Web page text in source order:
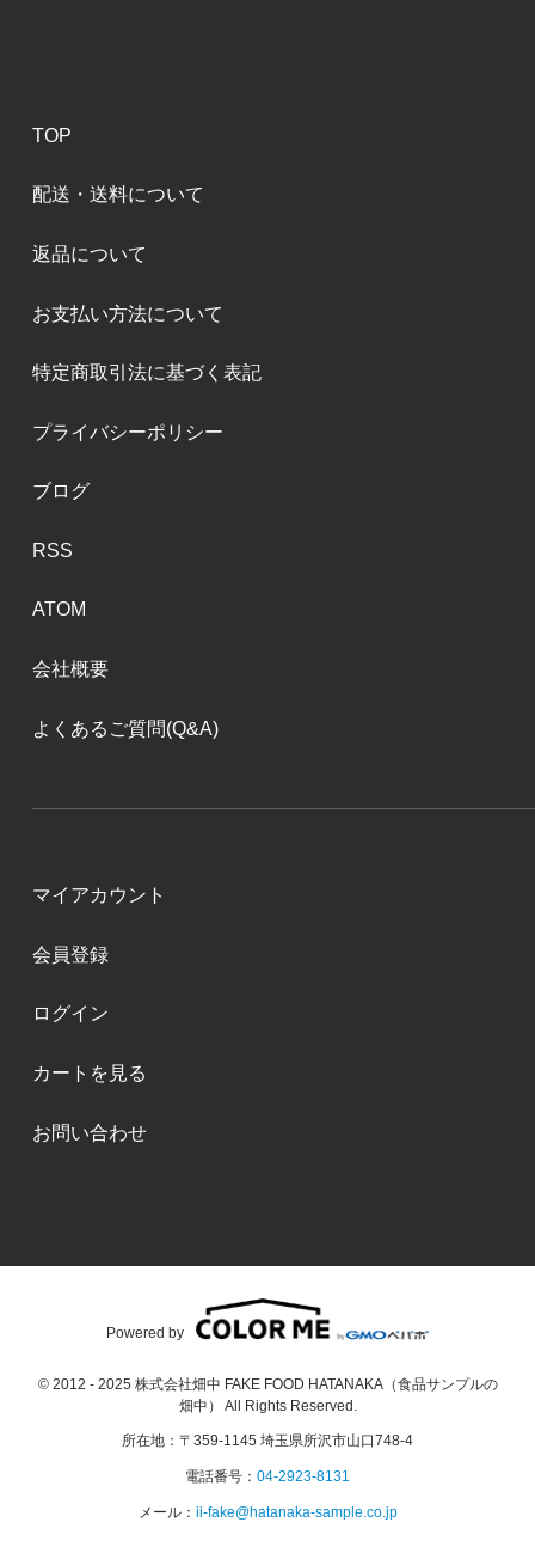
TOP
配送・送料について
返品について
お支払い方法について
特定商取引法に基づく表記
プライバシーポリシー
ブログ
RSS
ATOM
会社概要
よくあるご質問(Q&A)
マイアカウント
会員登録
ログイン
カートを見る
お問い合わせ
© 2012 - 2025 株式会社畑中 FAKE FOOD HATANAKA（食品サンプルの
畑中） All Rights Reserved.
所在地：〒359-1145 埼玉県所沢市山口748-4
電話番号： 04-2923-8131
メール： ii-fake@hatanaka-sample.co.jp
Powered by